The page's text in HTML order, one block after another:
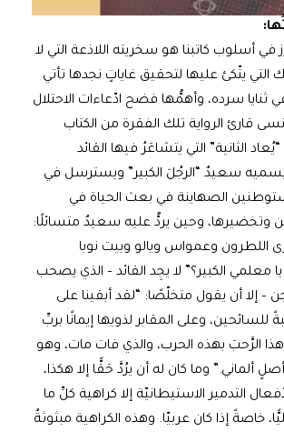
في أسلوب كاتبنا هو سخريته اللاذعة التي لا
يتّكئ عليها لتحقيق غاياتٍ نجدها تأتي
ثنايا سرده، وأهمُّها فضح ادّعاءات الاحتلال
قارئ الرواية تلك الفقرة من الكتاب
الثانية” التي يتشاعَرُ فيها القائد
سعيدٌ “الرجُلَ الكبير” ويسترسل في
الصهاينة في بعث الحياة في
وحين يردُّ عليه سعيدٌ متسائلًا:
اللطرون وعمواس ويالو وبيت نوبا
معلمي الكبير؟” لا يجِد القائد – الذي يصحب
– إلا أن يقول متخلّصًا: “لقد أبقينا على
للسائحين، وعلى المقابر لذويها إيمانًا بربِّ
هذا الرَّحبَ بهذه الحرب، والذي فات مات، وهو
ألماني.” وما كان له أن يرُدَّ حَقًّا إلا هكذا،
التدمير الاستيطانيّة إلا كراهية كلِّ ما
خاصةً إذا كان عربيّا. وهذه الكراهية مبثوثةٌ